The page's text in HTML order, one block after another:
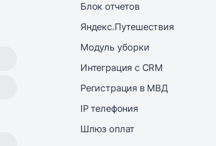
Блок отчетов
Яндекс.Путешествия
Модуль уборки
Интеграция с CRM
Регистрация в МВД
IP телефония
Шлюз оплат